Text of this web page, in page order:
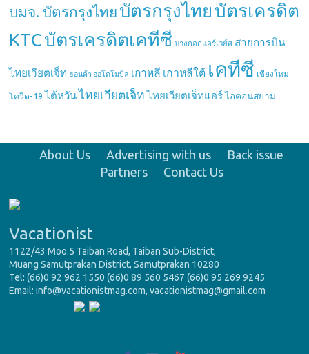
บมจ. บัตรกรุงไทย บัตรกรุงไทย บัตรเครดิต
KTCบัตรเครดิตเคทีซี บางกอกแอร์เวย์ส สายการบิน
ไทยเวียตเจ็ท ฮอนด้า ออโตโมบิล เกาหลี เกาหลีใต้ เคทีซี เชียงใหม่
โควิด-19 ไต้หวัน ไทยเวียตเจ็ท ไทยเวียตเจ็ทแอร์ ไอคอนสยาม
About Us Advertising with us
Back issue
Partners
Contact Us
Vacationist
1122/43 Moo.5 Taiban Road, Taiban Sub-District,
Muang Samutprakan District, Samutprakan 10280
Tel: (66)0 92 962 1550 (66)0 89 560 5467 (66)0 95 269 9245
Email: info@vacationistmag.com, vacationistmag@gmail.com